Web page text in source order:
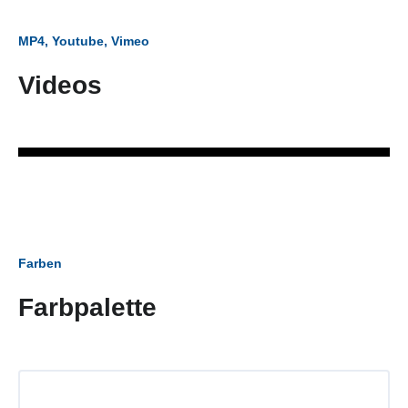
MP4, Youtube, Vimeo
Videos
Farben
Farbpalette